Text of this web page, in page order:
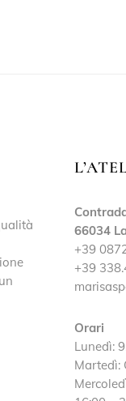
66034
+39
+39
Orari
Lunedì:
Martedì: